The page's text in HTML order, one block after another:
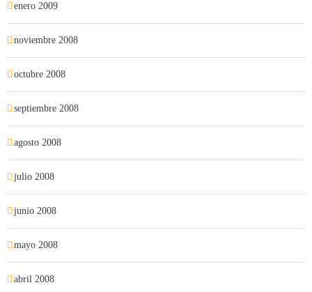
enero 2009
noviembre 2008
octubre 2008
septiembre 2008
agosto 2008
julio 2008
junio 2008
mayo 2008
abril 2008